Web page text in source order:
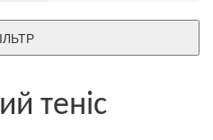
теніс